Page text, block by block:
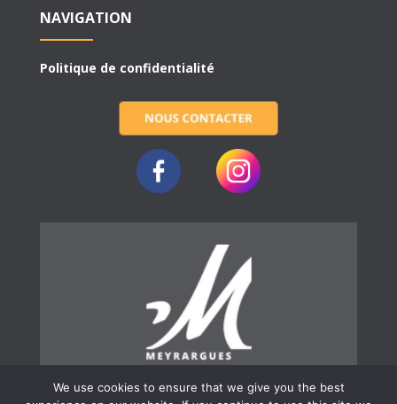
NAVIGATION
Politique de confidentialité
We use cookies to ensure that we give you the best